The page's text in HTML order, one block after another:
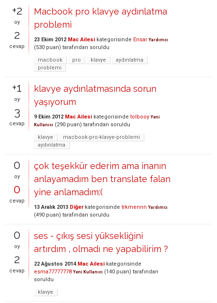
+2
oy
2
cevap
Macbook pro klavye aydınlatma
problemi
23 Ekim 2012 Mac Ailesi kategorisinde Ensar Yardımcı
(530 puan) tarafından soruldu
macbook
pro klavye
aydınlatma
problemi
+1
oy
3
cevap
klavye aydınlatmasında sorun
yaşıyorum
9 Ekim 2012 Mac Ailesi kategorisinde tolbooy Yeni
Kullanıcı (290 puan) tarafından soruldu
klavye
macbook-pro-klavye-problemi
aydınlatma
0
oy
0
cevap
çok teşekkür ederim ama inanın
anlayamadım ben translate falan
yine anlamadım:(
13 Aralık 2013 Diğerkategorisinde trkmennn Yardımcı
(490 puan) tarafından soruldu
0
oy
2
cevap
ses - çıkış sesi yüksekliğini
artırdım , olmadı ne yapabilirim ?
22 Ağustos 2014 Mac Ailesi kategorisinde
esma77777778 Yeni Kullanıcı (140 puan) tarafından
soruldu
klavye